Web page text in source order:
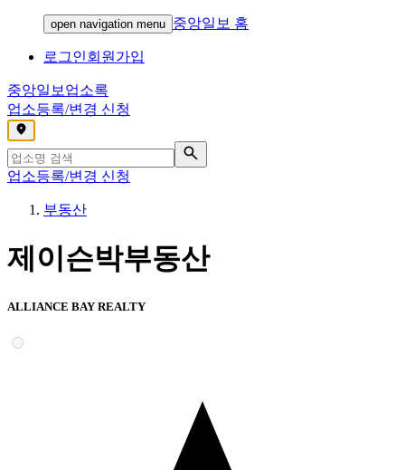
open navigation menu 중앙일보 홈
로그인회원가입
중앙일보 업소록
업소등록/변경 신청
,
업소등록/변경 신청
부동산
제이슨박부동산
ALLIANCE BAY REALTY